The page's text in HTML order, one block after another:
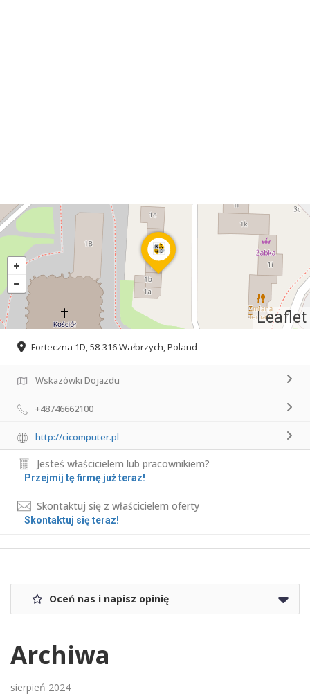
Leaflet
Forteczna 1D, 58-316 Wałbrzych, Poland
Wskazówki Dojazdu
+48746662100
http://cicomputer.pl
Jesteś właścicielem lub pracownikiem?
Przejmij tę firmę już teraz!
Skontaktuj się z właścicielem oferty
Skontaktuj się teraz!
Oceń nas i napisz opinię
Archiwa
sierpień 2024